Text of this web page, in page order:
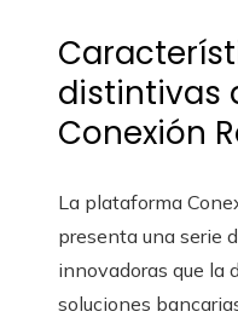
distintivas
Conexión
La plataforma
presenta una serie
innovadoras que la
soluciones